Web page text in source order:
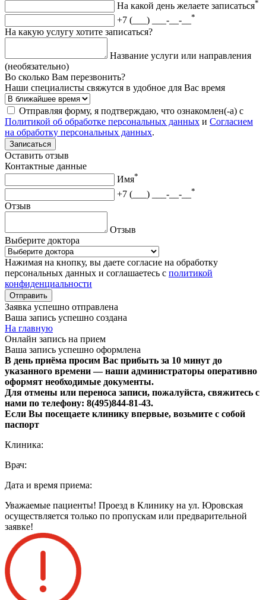
На какой день желаете записаться*
+7 (___) ___-__-__ *
На какую услугу хотите записаться?
Название услуги или направления
(необязательно)
Во сколько Вам перезвонить?
Наши специалисты свяжутся в удобное для Вас время
Отправляя форму, я подтверждаю, что ознакомлен(-а) с
Политикой об обработке персональных данных и Согласием
на обработку персональных данных.
Записаться
Оставить отзыв
Контактные данные
Имя*
+7 (___) ___-__-__ *
Отзыв
Отзыв
Выберите доктора
Нажимая на кнопку, вы даете согласие на обработку
персональных данных и соглашаетесь с политикой
конфиденциальности
Отправить
Заявка успешно отправлена
Ваша запись успешно создана
На главную
Онлайн запись на прием
Ваша запись успешно оформлена
В день приёма просим Вас прибыть за 10 минут до
указанного времени — наши администраторы оперативно
оформят необходимые документы.
Для отмены или переноса записи, пожалуйста, свяжитесь с
нами по телефону: 8(495)844‑81‑43.
Если Вы посещаете клинику впервые, возьмите с собой
паспорт
Клиника:
Врач:
Дата и время приема:
Уважаемые пациенты! Проезд в Клинику на ул. Юровская
осуществляется только по пропускам или предварительной
заявке!